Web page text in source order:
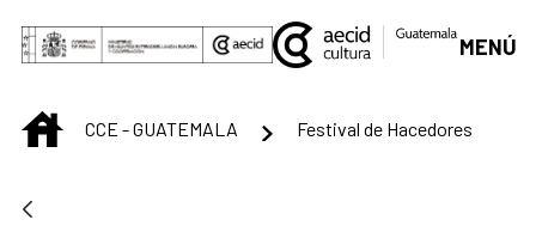
Skip to Main Content
MENÚ
INICIOCCE - GUATEMALA Festival de Hacedores